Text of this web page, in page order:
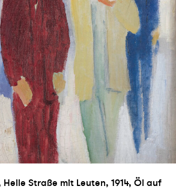
Straße mit Leuten, 1914, Öl auf